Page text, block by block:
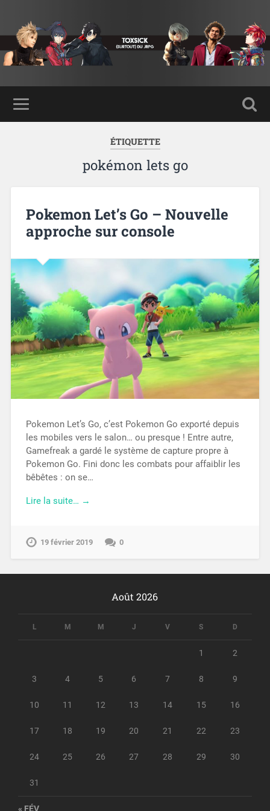
ÉTIQUETTE
pokémon lets go
Pokemon Let’s Go – Nouvelle
approche sur console
Pokemon Let’s Go, c’est Pokemon Go exporté depuis
les mobiles vers le salon… ou presque ! Entre autre,
Gamefreak a gardé le système de capture propre à
Pokemon Go. Fini donc les combats pour affaiblir les
bêbêtes : on se…
Lire la suite… →
19 février 2019 0
Août 2026
L M M J V S D
1 2
3 4 5 6 7 8 9
10 11 12 13 14 15 16
17 18 19 20 21 22 23
24 25 26 27 28 29 30
31
« FÉV